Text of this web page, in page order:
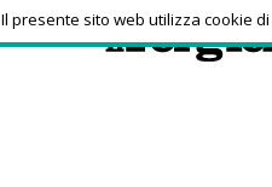
Il presente sito web utilizza cookie